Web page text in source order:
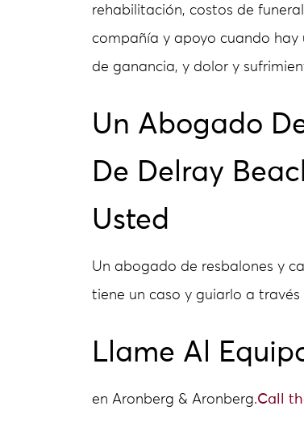
rehabilitación, costos de
compañía y apoyo cuando hay
de ganancia, y dolor y
Un Abogado
De Delray
Usted
Un abogado de resbalones y
tiene un caso y guiarlo a través
Llame Al
en Aronberg & Aronberg.Call